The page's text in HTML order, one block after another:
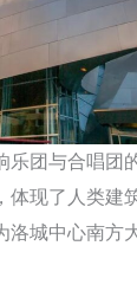
乐团与合唱团
体现了人类建
洛城中心南方